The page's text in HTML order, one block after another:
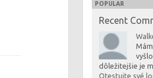
POPULAR
Recent
dôležitejšie je
Otestujte své